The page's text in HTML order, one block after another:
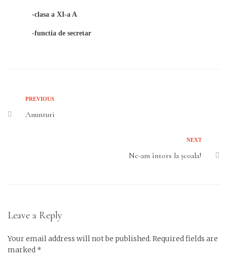
-clasa a XI-a A
-functia de secretar
PREVIOUS
Anunturi
NEXT
Ne-am întors la școala!
Leave a Reply
Your email address will not be published. Required fields are
marked *